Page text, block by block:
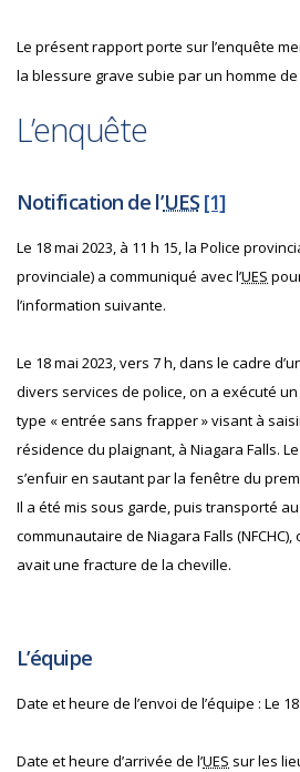
Le présent rapport porte sur l’enquête
la blessure grave subie par un homme de
L’enquête
Notification de l’UES [1]
Le 18 mai 2023, à 11 h 15, la Police
provinciale) a communiqué avec l’UES
l’information suivante.
Le 18 mai 2023, vers 7 h, dans le cadre
divers services de police, on a exécuté
type « entrée sans frapper » visant à
résidence du plaignant, à Niagara Falls.
s’enfuir en sautant par la fenêtre du
Il a été mis sous garde, puis transporté
communautaire de Niagara Falls (NFCHC),
avait une fracture de la cheville.
L’équipe
Date et heure de l’envoi de l’équipe : Le
Date et heure d’arrivée de l’UES sur les